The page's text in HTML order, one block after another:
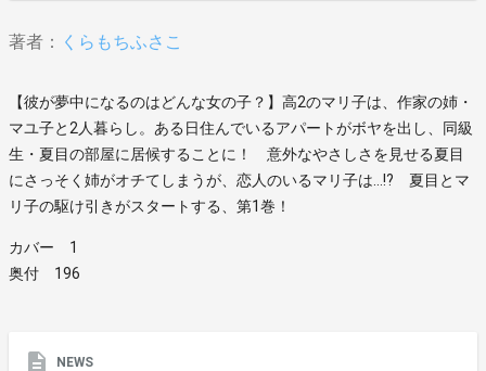
著者： くらもちふさこ
【彼が夢中になるのはどんな女の子？】高2のマリ子は、作家の姉・
マユ子と2人暮らし。ある日住んでいるアパートがボヤを出し、同級
生・夏目の部屋に居候することに！ 意外なやさしさを見せる夏目
にさっそく姉がオチてしまうが、恋人のいるマリ子は…!? 夏目とマ
リ子の駆け引きがスタートする、第1巻！
カバー 1
奥付 196
NEWS